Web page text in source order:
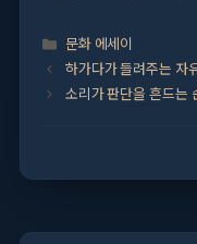
Categories
문화 에세이
하가다가 들려주는 자
소리가 판단을 흔드는